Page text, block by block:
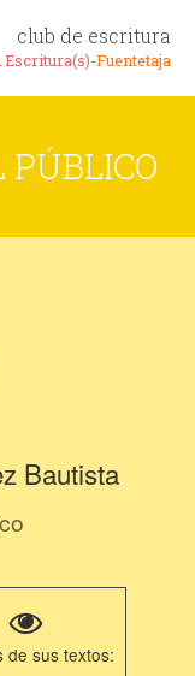
club de escritura
Escritura(s)-Fuentetaja
PÚBLICO
Bautista
de sus textos: